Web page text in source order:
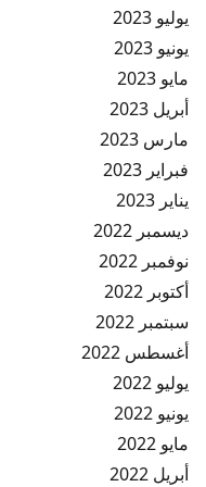
يوليو 2023
يونيو 2023
مايو 2023
أبريل 2023
مارس 2023
فبراير 2023
يناير 2023
ديسمبر 2022
نوفمبر 2022
أكتوبر 2022
سبتمبر 2022
أغسطس 2022
يوليو 2022
يونيو 2022
مايو 2022
أبريل 2022